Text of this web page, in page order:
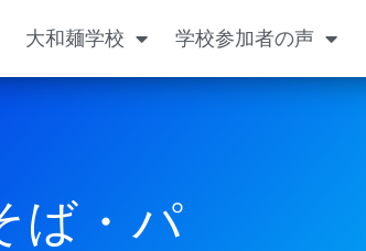
大和麺学校 学校参加者の声
ば・パ